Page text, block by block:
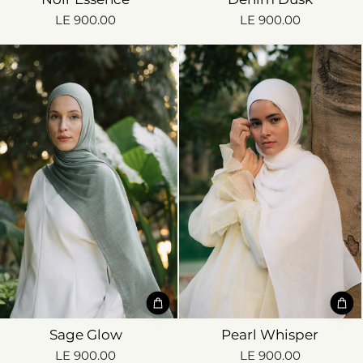
LE 900.00 LE 900.00
Sage Glow
LE 900.00
Pearl Whisper
LE 900.00